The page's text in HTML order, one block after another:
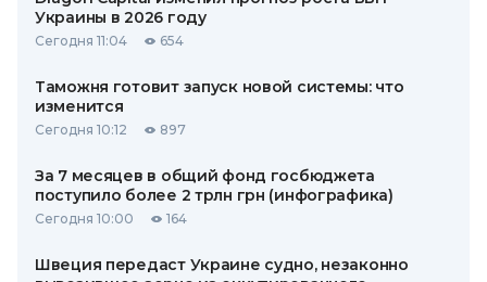
Украины в 2026 году
Сегодня 11:04 654
Таможня готовит запуск новой системы: что
изменится
Сегодня 10:12 897
За 7 месяцев в общий фонд госбюджета
поступило более 2 трлн грн (инфографика)
Сегодня 10:00 164
Швеция передаст Украине судно, незаконно